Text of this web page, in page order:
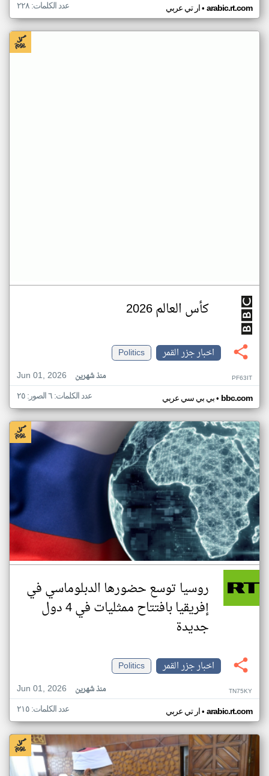
ار تي عربي• arabic.rt.com عدد الكلمات: ٢٢٨
كأس العالم 2026
اخبار جزر القمر
Politics
Jun 01, 2026
منذ شهرين PF63IT
بي بي سي عربي• bbc.com عدد الكلمات: ٦ الصور: ٢٥
روسيا توسع حضورها الدبلوماسي في
إفريقيا بافتتاح ممثليات في 4 دول
جديدة
اخبار جزر القمر
Politics
Jun 01, 2026
منذ شهرين TN75KY
ار تي عربي• arabic.rt.com عدد الكلمات: ٢١٥